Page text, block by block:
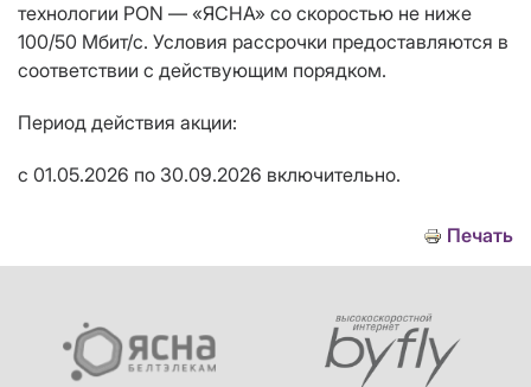
технологии PON — «ЯСНА» со скоростью не ниже
100/50 Мбит/с. Условия рассрочки предоставляются в
соответствии с действующим порядком.
Период действия акции:
с 01.05.2026 по 30.09.2026 включительно.
Печать